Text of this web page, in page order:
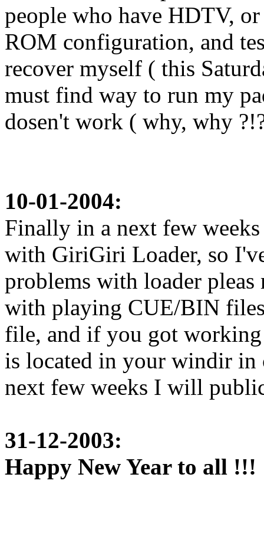
people who have HDTV,
ROM configuration, and
recover myself ( this
must find way to run my
dosen't work ( why, why
10-01-2004:
Finally in a next few
with GiriGiri Loader, so
problems with loader
with playing CUE/BIN files
file, and if you got
is located in your windir
next few weeks I will
31-12-2003:
Happy New Year to all !!!